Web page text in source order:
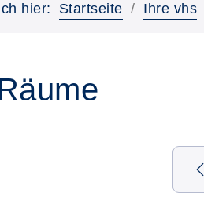
hier: Startseite Ihre vhs